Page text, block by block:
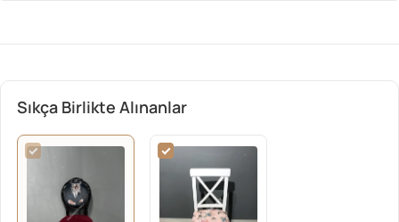
Sıkça Birlikte Alınanlar